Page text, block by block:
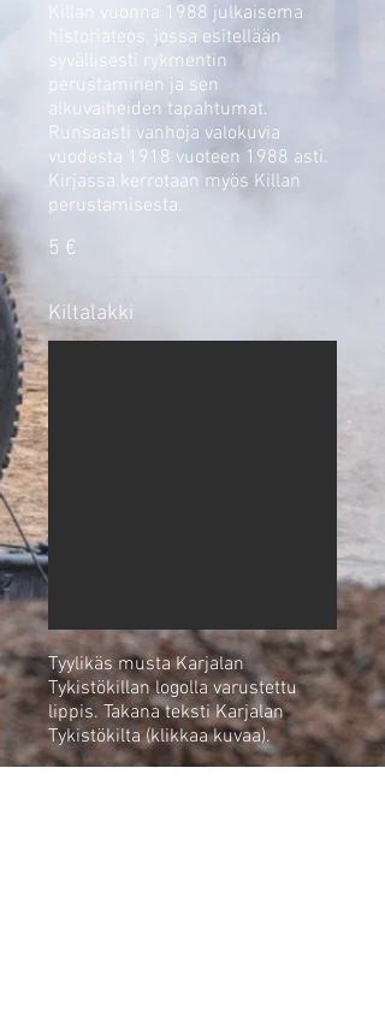
Killan vuonna 1988 julkaisema
historiateos, jossa esitellään
syvällisesti rykmentin
perustaminen ja sen
alkuvaiheiden tapahtumat.
Runsaasti vanhoja valokuvia
vuodesta 1918 vuoteen 1988 asti.
Kirjassa kerrotaan myös Killan
perustamisesta.
5 €
Kiltalakki
Tyylikäs musta Karjalan
Tykistökillan logolla varustettu
lippis. Takana teksti Karjalan
Tykistökilta (klikkaa kuvaa).